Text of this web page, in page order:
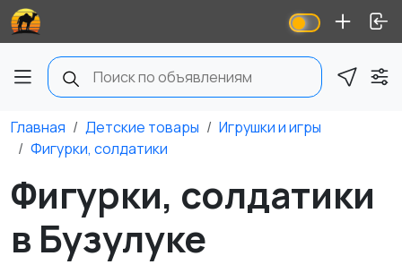
Главная Детские товары
Игрушки и игры
Фигурки, солдатики
Фигурки, солдатики
в Бузулуке